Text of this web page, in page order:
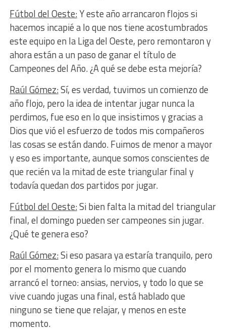
Fútbol del Oeste:Y este año arrancaron flojos si
hacemos incapié a lo que nos tiene acostumbrados
este equipo en la Liga del Oeste, pero remontaron y
ahora están a un paso de ganar el título de
Campeones del Año. ¿A qué se debe esta mejoría?
Raúl Gómez:Sí, es verdad, tuvimos un comienzo de
año flojo, pero la idea de intentar jugar nunca la
perdimos, fue eso en lo que insistimos y gracias a
Dios que vió el esfuerzo de todos mis compañeros
las cosas se están dando. Fuimos de menor a mayor
y eso es importante, aunque somos conscientes de
que recién va la mitad de este triangular final y
todavía quedan dos partidos por jugar.
Fútbol del Oeste:Si bien falta la mitad del triangular
final, el domingo pueden ser campeones sin jugar.
¿Qué te genera eso?
Raúl Gómez:Si eso pasara ya estaría tranquilo, pero
por el momento genera lo mismo que cuando
arrancó el torneo: ansias, nervios, y todo lo que se
vive cuando jugas una final, está hablado que
ninguno se tiene que relajar, y menos en este
momento.